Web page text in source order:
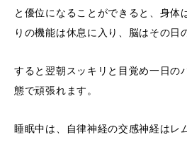
と優位になることができると、身体
りの機能は休息に入り、脳はその日
すると翌朝スッキリと目覚め一日の
態で頑張れます。
睡眠中は、自律神経の交感神経はレ